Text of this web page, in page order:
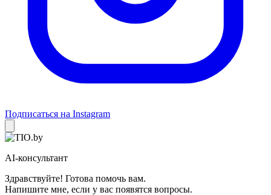
Подписаться на Instagram
AI-консультант
Здравствуйте! Готова помочь вам.
Напишите мне, если у вас появятся вопросы.